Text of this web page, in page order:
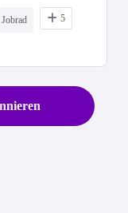
Jobrad 5